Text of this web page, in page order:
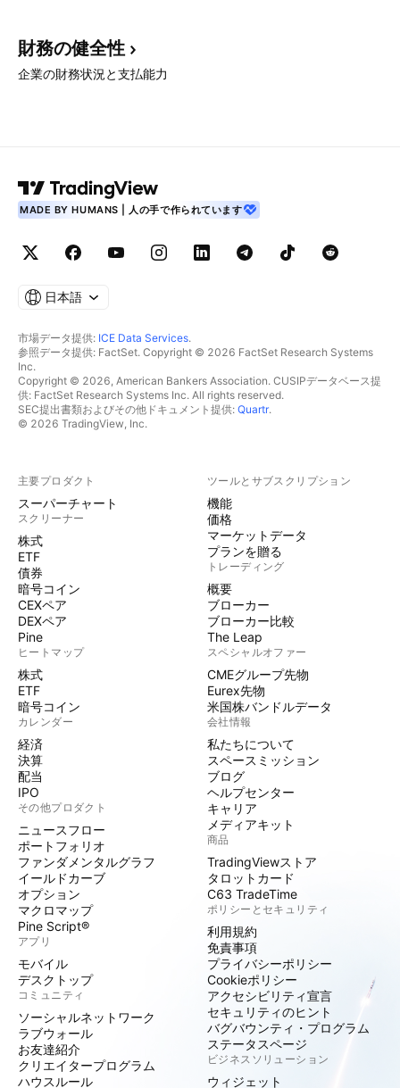
財務の健全性
企業の財務状況と支払能力
MADE BY HUMANS | 人の手で作られています
日本語
市場データ提供: ICE Data Services.
参照データ提供: FactSet. Copyright © 2026 FactSet Research Systems
Inc.
Copyright © 2026, American Bankers Association. CUSIPデータベース提
供: FactSet Research Systems Inc. All rights reserved.
SEC提出書類およびその他ドキュメント提供: Quartr.
© 2026 TradingView, Inc.
主要プロダクト
スーパーチャート
スクリーナー
株式
ETF
債券
暗号コイン
CEXペア
DEXペア
Pine
ヒートマップ
株式
ETF
暗号コイン
カレンダー
経済
決算
配当
IPO
その他プロダクト
ニュースフロー
ポートフォリオ
ファンダメンタルグラフ
イールドカーブ
オプション
マクロマップ
Pine Script®
アプリ
モバイル
デスクトップ
コミュニティ
ソーシャルネットワーク
ラブウォール
お友達紹介
クリエイタープログラム
ハウスルール
ツールとサブスクリプション
機能
価格
マーケットデータ
プランを贈る
トレーディング
概要
ブローカー
ブローカー比較
The Leap
スペシャルオファー
CMEグループ先物
Eurex先物
米国株バンドルデータ
会社情報
私たちについて
スペースミッション
ブログ
ヘルプセンター
キャリア
メディアキット
商品
TradingViewストア
タロットカード
C63 TradeTime
ポリシーとセキュリティ
利用規約
免責事項
プライバシーポリシー
Cookieポリシー
アクセシビリティ宣言
セキュリティのヒント
バグバウンティ・プログラム
ステータスページ
ビジネスソリューション
ウィジェット